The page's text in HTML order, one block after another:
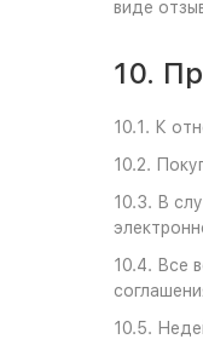
виде
10.
10.1. К
10.2.
10.3. В
10.4. Все
10.5.